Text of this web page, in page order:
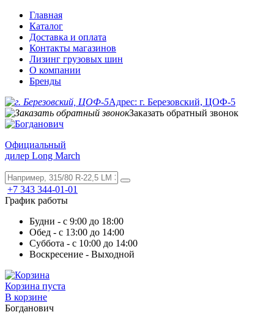
Главная
Каталог
Доставка и оплата
Контакты магазинов
Лизинг грузовых шин
О компании
Бренды
Адрес: г. Березовский, ЦОФ-5
Заказать обратный звонок
Официальный
дилер Long March
+7 343 344-01-01
График работы
Будни - с 9:00 до 18:00
Обед - с 13:00 до 14:00
Суббота - с 10:00 до 14:00
Воскресение - Выходной
Корзина пуста
В корзине
Богданович